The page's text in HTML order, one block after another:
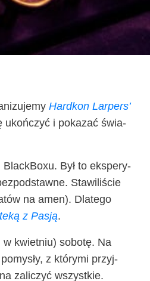
Hard­kon Lar­pers’
ukoń­czyć i poka­zać świa­
Był to eks­pe­ry­
Sta­wi­li­ście
na amen). Dla­te­go
z Pasją.
kwiet­niu) sobo­tę. Na
z któ­ry­mi przyj­
zali­czyć wszystkie.